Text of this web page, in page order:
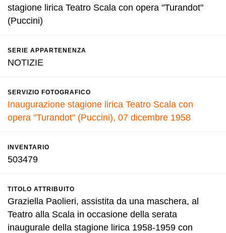
stagione lirica Teatro Scala con opera "Turandot"
(Puccini)
SERIE APPARTENENZA
NOTIZIE
SERVIZIO FOTOGRAFICO
Inaugurazione stagione lirica Teatro Scala con
opera "Turandot" (Puccini), 07 dicembre 1958
INVENTARIO
503479
TITOLO ATTRIBUITO
Graziella Paolieri, assistita da una maschera, al
Teatro alla Scala in occasione della serata
inaugurale della stagione lirica 1958-1959 con